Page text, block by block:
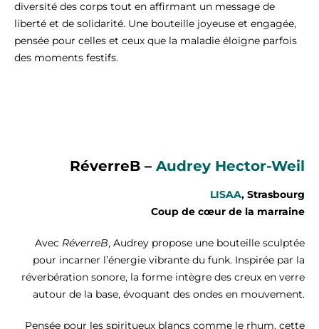
diversité des corps tout en affirmant un message de
liberté et de solidarité. Une bouteille joyeuse et engagée,
pensée pour celles et ceux que la maladie éloigne parfois
des moments festifs.
RéverreB – Audrey Hector-Weil
LISAA, Strasbourg
Coup de cœur de la marraine
Avec RéverreB, Audrey propose une bouteille sculptée
pour incarner l’énergie vibrante du funk. Inspirée par la
réverbération sonore, la forme intègre des creux en verre
autour de la base, évoquant des ondes en mouvement.
Pensée pour les spiritueux blancs comme le rhum, cette